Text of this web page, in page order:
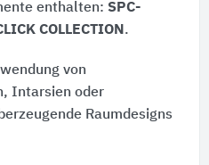
enthalten: SPC-
COLLECTION.
von
Intarsien oder
Raumdesigns